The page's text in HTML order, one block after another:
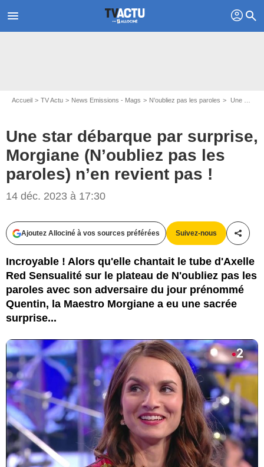
menu profil search
Accueil TV Actu News Emissions - Mags N'oubliez pas les paroles Une star débarque par surprise, Morgiane (N’oubliez pas les paroles) n’en revient pas !
Une star débarque par surprise,
Morgiane (N’oubliez pas les
paroles) n’en revient pas !
14 déc. 2023 à 17:30
Ajoutez Allociné à vos sources préférées Suivez-nous
Incroyable ! Alors qu'elle chantait le tube d'Axelle
Red Sensualité sur le plateau de N'oubliez pas les
paroles avec son adversaire du jour prénommé
Quentin, la Maestro Morgiane a eu une sacrée
surprise...